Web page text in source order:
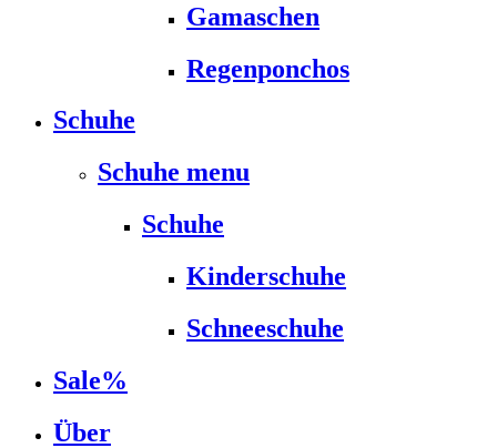
Gamaschen
Regenponchos
Schuhe
Schuhe menu
Schuhe
Kinderschuhe
Schneeschuhe
Sale%
Über